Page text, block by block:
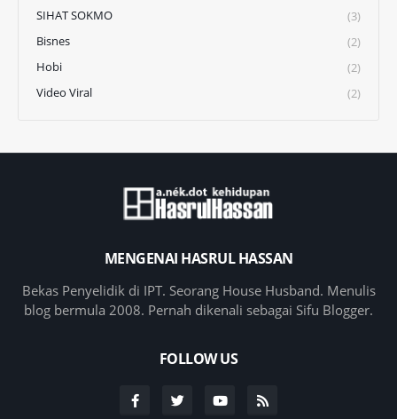
SIHAT SOKMO
(3)
Bisnes
(2)
Hobi
(2)
Video Viral
(2)
MENGENAI HASRUL HASSAN
Bekas Penyelidik di IPT. Seorang House Husband. Menulis
blog bermula 2008. Pernah dikenali sebagai Sifu Blogger.
FOLLOW US